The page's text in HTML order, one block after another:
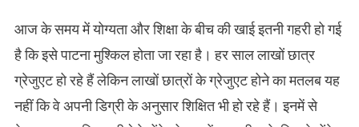
आज के समय में योग्यता और शिक्षा के बीच की खाई इतनी गहरी हो गई
है कि इसे पाटना मुश्किल होता जा रहा है। हर साल लाखों छात्र
ग्रेजुएट हो रहे हैं लेकिन लाखों छात्रों के ग्रेजुएट होने का मतलब यह
नहीं कि वे अपनी डिग्री के अनुसार शिक्षित भी हो रहे हैं। इनमें से